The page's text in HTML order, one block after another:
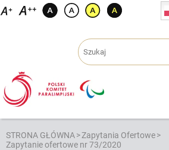
Przejdź
STRONA GŁÓWNA>Zapytania Ofertowe>
Zapytanie ofertowe nr 73/2020